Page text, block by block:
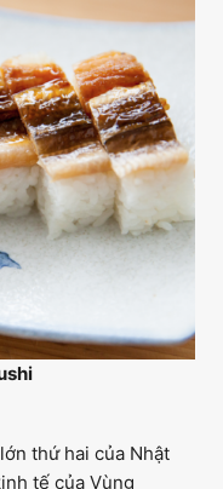
thứ hai của Nhật
tế của Vùng